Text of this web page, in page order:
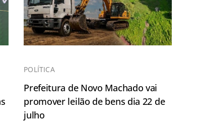
POLÍTICA
Prefeitura de Novo Machado vai
promover leilão de bens dia 22 de
julho